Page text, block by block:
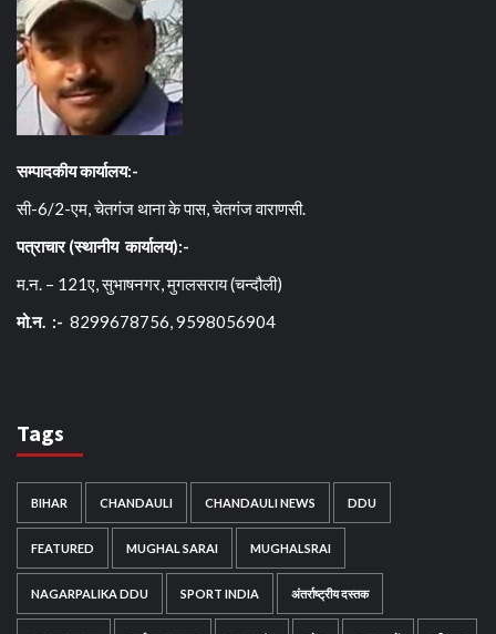
सम्पादकीय कार्यालय:-
सी-6/2-एम, चेतगंज थाना के पास, चेतगंज वाराणसी.
पत्राचार (स्थानीय कार्यालय):-
म.न. – 121ए, सुभाषनगर, मुगलसराय (चन्दौली)
मो.न. :- 8299678756, 9598056904
Tags
BIHAR CHANDAULI CHANDAULI NEWS DDU
FEATURED MUGHAL SARAI MUGHALSRAI
NAGARPALIKA DDU SPORT INDIA अंतर्राष्ट्रीय दस्तक